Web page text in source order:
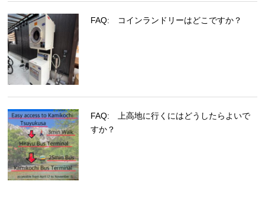
FAQ: コインランドリーはどこですか？
FAQ: 上高地に行くにはどうしたらよいで
すか？